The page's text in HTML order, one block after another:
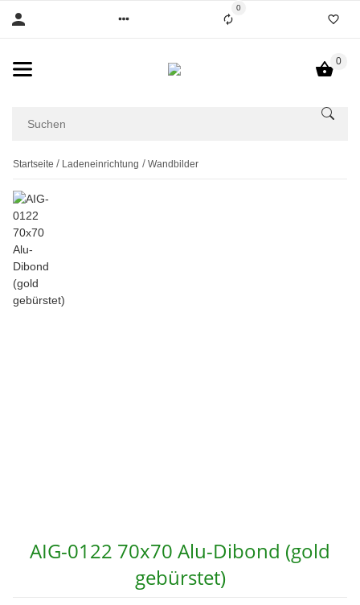
0
0
Startseite Ladeneinrichtung Wandbilder
AIG-0122 70x70 Alu-Dibond (gold
gebürstet)